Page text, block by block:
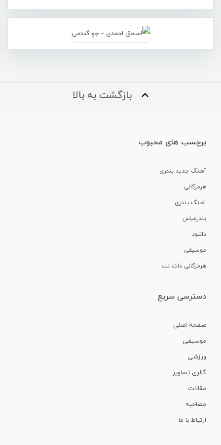
بازگشت به بالا
برچسب های محبوب
آهنگ جدید بندری
هرمزگانی
آهنگ بندری
بندرعباس
دانلود
موسیقی
هرمزگانی دات نت
دسترسی سریع
صفحه اصلی
موسیقی
ورزشی
گالری تصاویر
مقالات
مصاحبه
ارتباط با ما